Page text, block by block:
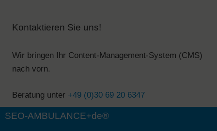
Kontaktieren Sie uns!
Wir bringen Ihr Content-Management-System (CMS)
nach vorn.
Beratung unter +49 (0)30 69 20 6347
SEO-AMBULANCE+de®